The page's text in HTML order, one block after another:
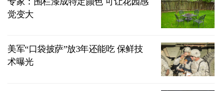
觉变大
美军“口袋披萨”放3年还能吃 保鲜技
术曝光